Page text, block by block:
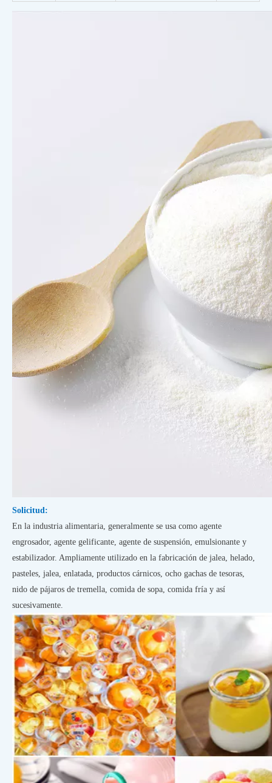
Solicitud:
En la industria alimentaria, generalmente se usa como agente
engrosador, agente gelificante, agente de suspensión, emulsionante y
estabilizador. Ampliamente utilizado en la fabricación de jalea, helado,
pasteles, jalea, enlatada, productos cárnicos, ocho gachas de tesoras,
nido de pájaros de tremella, comida de sopa, comida fría y así
sucesivamente.